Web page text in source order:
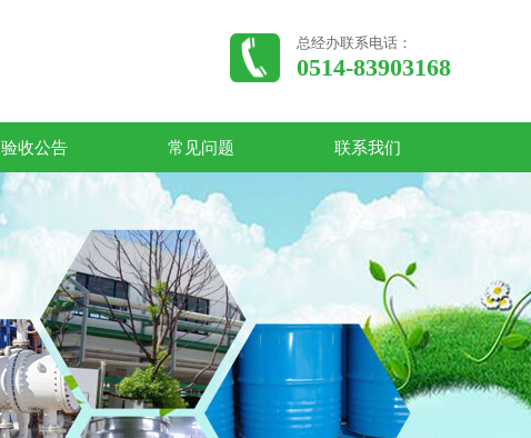
总经办联系电话：
0514-83903168
验收公告 常见问题 联系我们